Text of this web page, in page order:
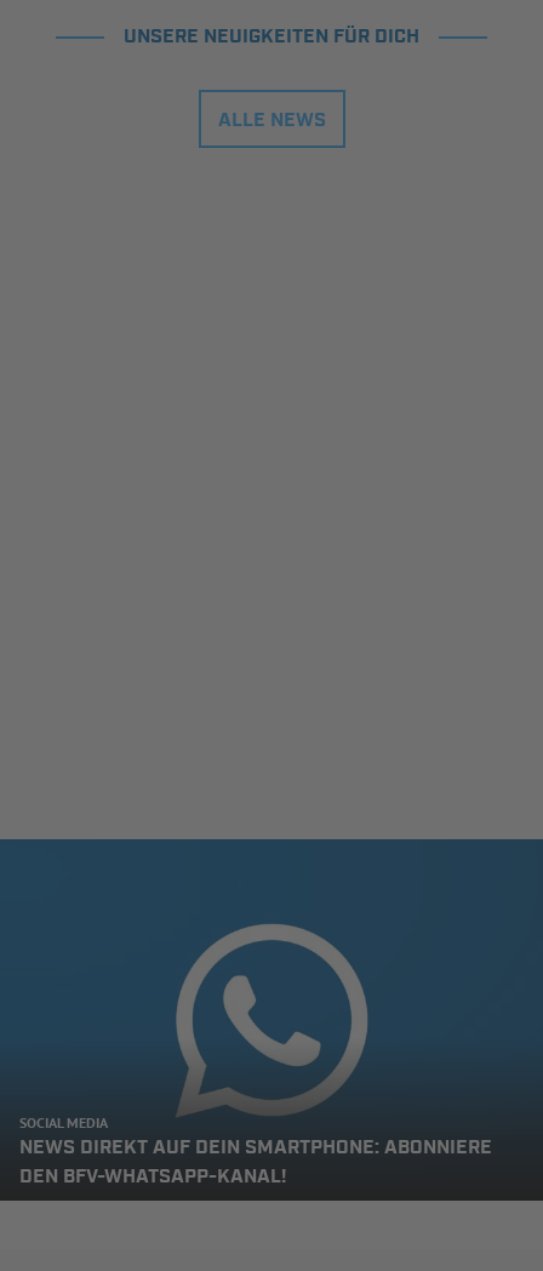
UNSERE NEUIGKEITEN FÜR DICH
ALLE NEWS
SOCIAL MEDIA
NEWS DIREKT AUF DEIN SMARTPHONE: ABONNIERE
DEN BFV-WHATSAPP-KANAL!